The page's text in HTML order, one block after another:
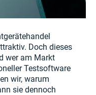
Doch dieses
wer am Markt
Testsoftware
wir, warum
sie dennoch